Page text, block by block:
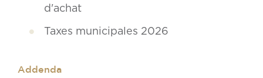
d'achat
Taxes municipales 2026
Addenda